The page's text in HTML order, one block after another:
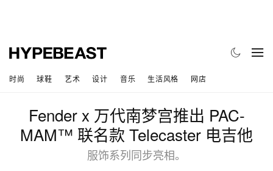
时尚 球鞋 艺术 设计 音乐 生活风格 网店
Fender x 万代南梦宫推出 PAC-
MAM™ 联名款 Telecaster 电吉他
服饰系列同步亮相。